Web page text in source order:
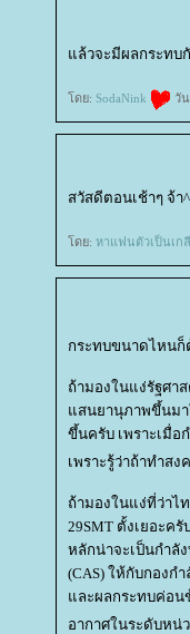
ล้วจะมีผลกระท
ดย: SodaNink วั
สวัสดีตอนเช้าๆ จ้า
ดย: หาแฟนตัวเป็นเก
กระทบขนาดไหนก็
ถ้ามองในแง่รัฐศา
สนยานุภาพขึ้นมา
ขึ้นครับ เพราะเมื่อ
เพราะรู้ว่าถ้าทำส
ถ้ามองในแง่ที่ว่าไ
29SMT ตั้งเยอะค
หลักน่าจะเป็นกำลั
(CAS) ให้กับกองก
ละผลกระทบค่อนข้
อากาศในระดับหน่